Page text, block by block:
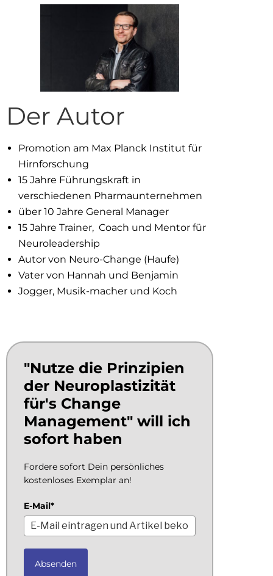
Der Autor
Promotion am Max Planck Institut für
Hirnforschung
15 Jahre Führungskraft in
verschiedenen Pharmaunternehmen
über 10 Jahre General Manager
15 Jahre Trainer, Coach und Mentor für
Neuroleadership
Autor von Neuro-Change (Haufe)
Vater von Hannah und Benjamin
Jogger, Musik-macher und Koch
"Nutze die Prinzipien
der Neuroplastizität
für's Change
Management" will ich
sofort haben
Fordere sofort Dein persönliches
kostenloses Exemplar an!
E-Mail*
Absenden